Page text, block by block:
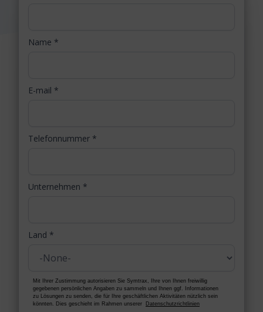
Name *
E-mail *
Telefonnummer *
Unternehmen *
Land *
Mit Ihrer Zustimmung autorisieren Sie Symtrax, Ihre von Ihnen freiwillig
gegebenen persönlichen Angaben zu sammeln und Ihnen ggf. Informationen
zu Lösungen zu senden, die für Ihre geschäftlichen Aktivitäten nützlich sein
könnten. Dies geschieht im Rahmen unserer
Datenschutzrichtlinien